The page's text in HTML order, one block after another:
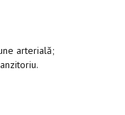
arterială;